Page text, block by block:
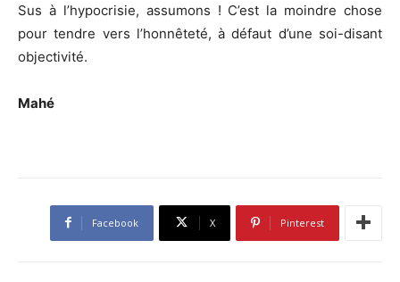
Sus à l’hypocrisie, assumons ! C’est la moindre chose
pour tendre vers l’honnêteté, à défaut d’une soi-disant
objectivité.
Mahé
Facebook X Pinterest